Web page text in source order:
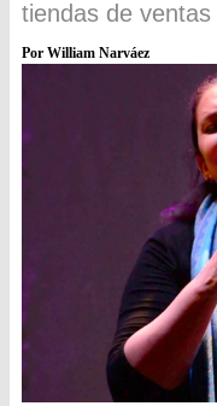
tiendas de
Por William Narváez